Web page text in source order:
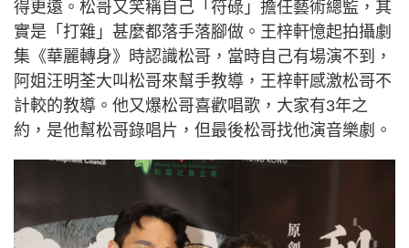
得更遠。松哥又笑稱自己「符碌」擔任藝術總監，其
實是「打雜」甚麼都落手落腳做。王梓軒憶起拍攝劇
集《華麗轉身》時認識松哥，當時自己有場演不到，
阿姐汪明荃大叫松哥來幫手教導，王梓軒感激松哥不
計較的教導。他又爆松哥喜歡唱歌，大家有3年之
約，是他幫松哥錄唱片，但最後松哥找他演音樂劇。